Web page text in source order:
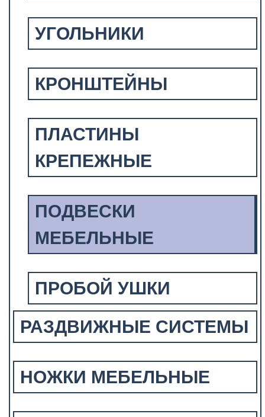
УГОЛЬНИКИ
КРОНШТЕЙНЫ
ПЛАСТИНЫ
КРЕПЕЖНЫЕ
ПОДВЕСКИ
МЕБЕЛЬНЫЕ
ПРОБОЙ УШКИ
РАЗДВИЖНЫЕ СИСТЕМЫ
НОЖКИ МЕБЕЛЬНЫЕ